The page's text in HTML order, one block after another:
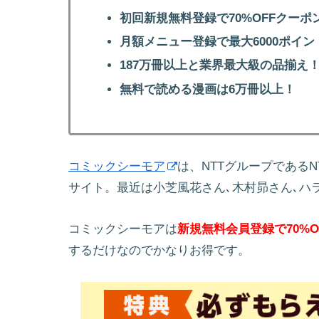
初回新規無料登録で70%OFFクーポ
月額メニュー登録で最大6000ポイン
187万冊以上と業界最大級の品揃え
無料で読める漫画は6万冊以上！
コミックシーモア
は、NTTグループである
サイト。最近は小芝風花さん､木村昴さん､
コミックシーモアは新規無料会員登録で
するだけなのでかなりお得です。